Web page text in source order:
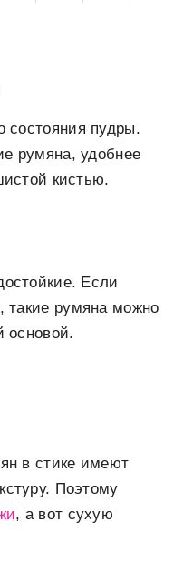
состояния пудры.
румяна, удобнее
кистью.
Если
такие румяна можно
основой.
в стике имеют
Поэтому
, а вот сухую